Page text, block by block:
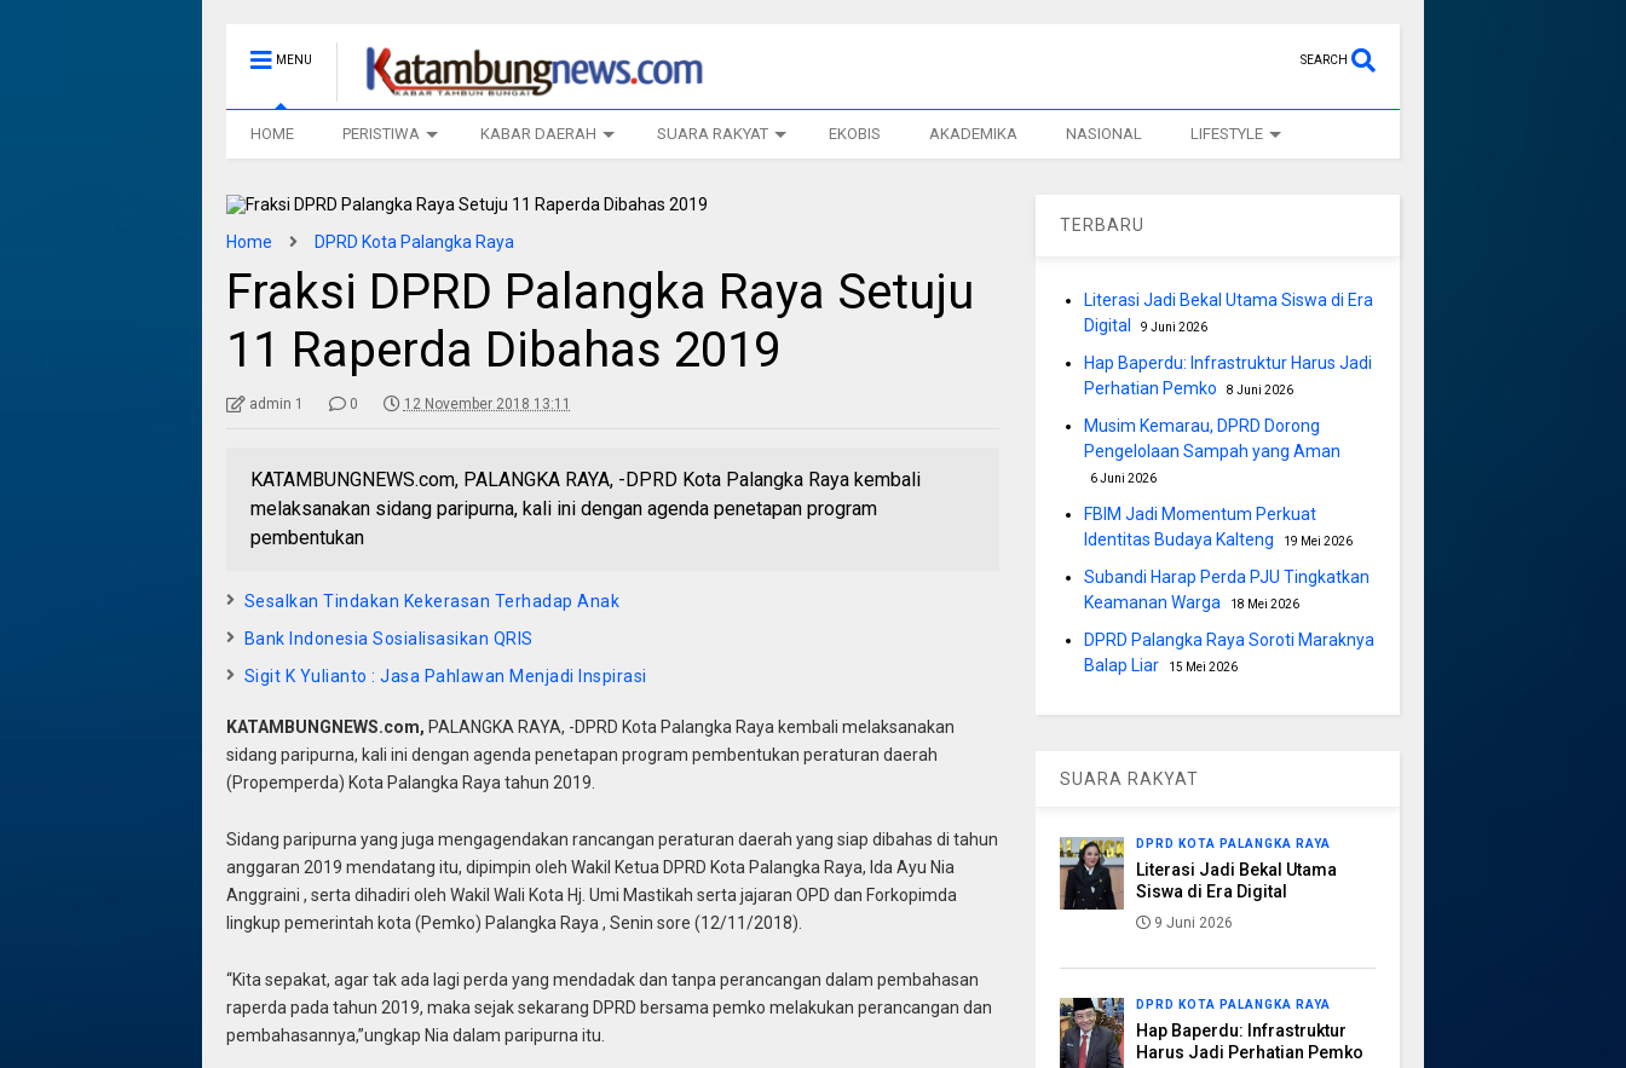
MENU SEARCH
HOME PERISTIWA KABAR DAERAH SUARA RAKYAT EKOBIS AKADEMIKA NASIONAL LIFESTYLE
Home DPRD Kota Palangka Raya
Fraksi DPRD Palangka Raya Setuju
11 Raperda Dibahas 2019
admin 1 0 12 November 2018 13:11
KATAMBUNGNEWS.com, PALANGKA RAYA, -DPRD Kota Palangka Raya kembali
melaksanakan sidang paripurna, kali ini dengan agenda penetapan program
pembentukan
Sesalkan Tindakan Kekerasan Terhadap Anak
Bank Indonesia Sosialisasikan QRIS
Sigit K Yulianto : Jasa Pahlawan Menjadi Inspirasi
KATAMBUNGNEWS.com, PALANGKA RAYA, -DPRD Kota Palangka Raya kembali melaksanakan
sidang paripurna, kali ini dengan agenda penetapan program pembentukan peraturan daerah
(Propemperda) Kota Palangka Raya tahun 2019.
Sidang paripurna yang juga mengagendakan rancangan peraturan daerah yang siap dibahas di tahun
anggaran 2019 mendatang itu, dipimpin oleh Wakil Ketua DPRD Kota Palangka Raya, Ida Ayu Nia
Anggraini , serta dihadiri oleh Wakil Wali Kota Hj. Umi Mastikah serta jajaran OPD dan Forkopimda
lingkup pemerintah kota (Pemko) Palangka Raya , Senin sore (12/11/2018).
“Kita sepakat, agar tak ada lagi perda yang mendadak dan tanpa perancangan dalam pembahasan
raperda pada tahun 2019, maka sejak sekarang DPRD bersama pemko melakukan perancangan dan
pembahasannya,”ungkap Nia dalam paripurna itu.
TERBARU
Literasi Jadi Bekal Utama Siswa di Era
Digital
9 Juni 2026
Hap Baperdu: Infrastruktur Harus Jadi
Perhatian Pemko
8 Juni 2026
Musim Kemarau, DPRD Dorong
Pengelolaan Sampah yang Aman
6 Juni 2026
FBIM Jadi Momentum Perkuat
Identitas Budaya Kalteng
19 Mei 2026
Subandi Harap Perda PJU Tingkatkan
Keamanan Warga
18 Mei 2026
DPRD Palangka Raya Soroti Maraknya
Balap Liar
15 Mei 2026
SUARA RAKYAT
DPRD KOTA PALANGKA RAYA
Literasi Jadi Bekal Utama
Siswa di Era Digital
9 Juni 2026
DPRD KOTA PALANGKA RAYA
Hap Baperdu: Infrastruktur
Harus Jadi Perhatian Pemko